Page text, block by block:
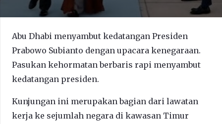
Abu Dhabi menyambut kedatangan Presiden
Prabowo Subianto dengan upacara kenegaraan.
Pasukan kehormatan berbaris rapi menyambut
kedatangan presiden.
Kunjungan ini merupakan bagian dari lawatan
kerja ke sejumlah negara di kawasan Timur